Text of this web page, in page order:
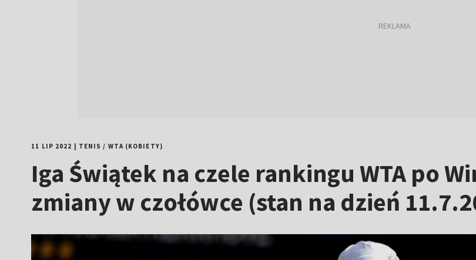
11 LIP 2022 TENIS / WTA (KOBIETY)
Iga Świątek na czele rankingu WTA po
zmiany w czołówce (stan na dzień